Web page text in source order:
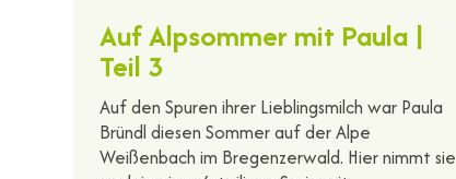
Auf Alpsommer mit Paula |
Teil 3
Auf den Spuren ihrer Lieblingsmilch war Paula
Bründl diesen Sommer auf der Alpe
Weißenbach im Bregenzerwald. Hier nimmt sie